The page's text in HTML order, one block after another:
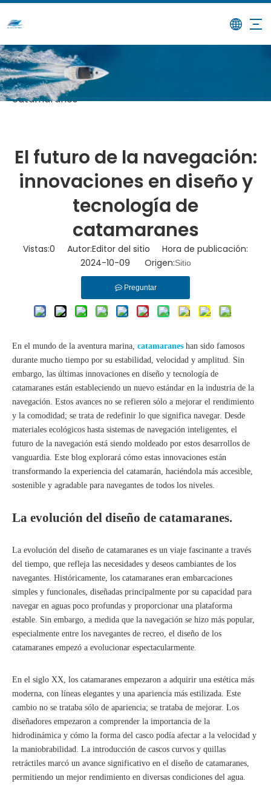
Hogar / Noticias
innovaciones en diseño y tecnología de
catamaranes
El futuro de la navegación:
innovaciones en diseño y
tecnología de
catamaranes
Vistas:0 Autor:Editor del sitio Hora de publicación:
2024-10-09 Origen:Sitio
Preguntar
En el mundo de la aventura marina, catamaranes han sido famosos
durante mucho tiempo por su estabilidad, velocidad y amplitud. Sin
embargo, las últimas innovaciones en diseño y tecnología de
catamaranes están estableciendo un nuevo estándar en la industria de la
navegación. Estos avances no se refieren sólo a mejorar el rendimiento
y la comodidad; se trata de redefinir lo que significa navegar. Desde
materiales ecológicos hasta sistemas de navegación inteligentes, el
futuro de la navegación está siendo moldeado por estos desarrollos de
vanguardia. Este blog explorará cómo estas innovaciones están
transformando la experiencia del catamarán, haciéndola más accesible,
sostenible y agradable para navegantes de todos los niveles.
La evolución del diseño de catamaranes.
La evolución del diseño de catamaranes es un viaje fascinante a través
del tiempo, que refleja las necesidades y deseos cambiantes de los
navegantes. Históricamente, los catamaranes eran embarcaciones
simples y funcionales, diseñadas principalmente por su capacidad para
navegar en aguas poco profundas y proporcionar una plataforma
estable. Sin embargo, a medida que la navegación se hizo más popular,
especialmente entre los navegantes de recreo, el diseño de los
catamaranes empezó a evolucionar espectacularmente.
En el siglo XX, los catamaranes empezaron a adquirir una estética más
moderna, con líneas elegantes y una apariencia más estilizada. Este
cambio no se trataba sólo de apariencia; se trataba de mejorar. Los
diseñadores empezaron a comprender la importancia de la
hidrodinámica y cómo la forma del casco podía afectar a la velocidad y
la maniobrabilidad. La introducción de cascos curvos y quillas
retráctiles marcó un avance significativo en el diseño de catamaranes,
permitiendo un mejor rendimiento en diversas condiciones del agua.